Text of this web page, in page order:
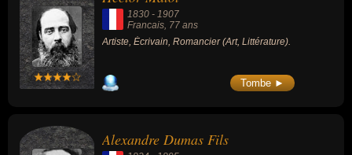
1830 - 1907
Francais, 77 ans
Artiste, Écrivain, Romancier (Art, Littérature).
Tombe ►
Alexandre Dumas Fils